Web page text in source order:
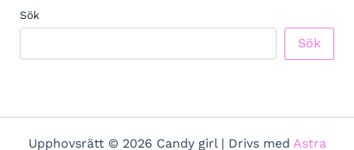
Sök
Sök
Upphovsrätt © 2026 Candy girl | Drivs med Astra